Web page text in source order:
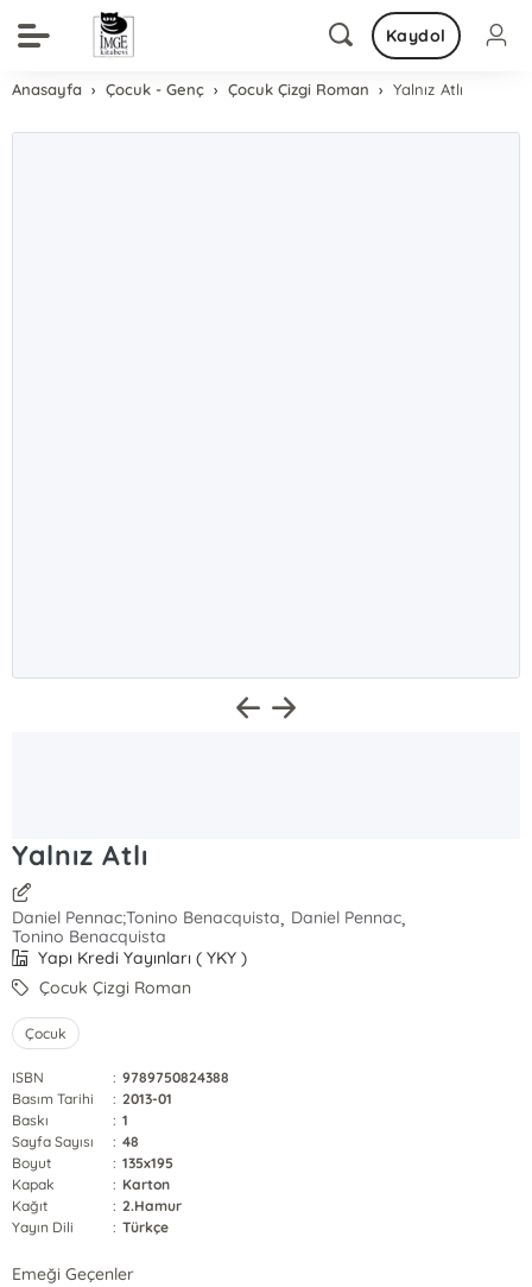
Kaydol
Anasayfa Çocuk - Genç Çocuk Çizgi Roman Yalnız Atlı
Yalnız Atlı
Daniel Pennac;Tonino Benacquista, Daniel Pennac,
Tonino Benacquista
Yapı Kredi Yayınları ( YKY )
Çocuk Çizgi Roman
Çocuk
ISBN : 9789750824388
Basım Tarihi
: 2013-01
Baskı
: 1
Sayfa Sayısı
: 48
Boyut
: 135x195
Kapak
: Karton
Kağıt
: 2.Hamur
Yayın Dili
: Türkçe
Emeği Geçenler